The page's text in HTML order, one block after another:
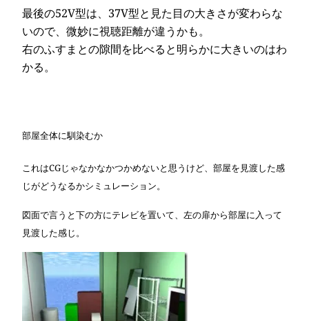
最後の52V型は、37V型と見た目の大きさが変わらな
いので、微妙に視聴距離が違うかも。
右のふすまとの隙間を比べると明らかに大きいのはわ
かる。
部屋全体に馴染むか
これはCGじゃなかなかつかめないと思うけど、部屋を見渡した感
じがどうなるかシミュレーション。
図面で言うと下の方にテレビを置いて、左の扉から部屋に入って
見渡した感じ。